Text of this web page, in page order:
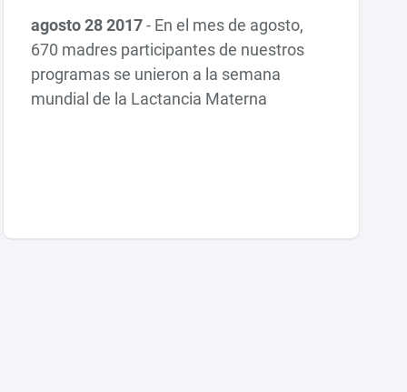
agosto 28 2017- En el mes de agosto,
670 madres participantes de nuestros
programas se unieron a la semana
mundial de la Lactancia Materna